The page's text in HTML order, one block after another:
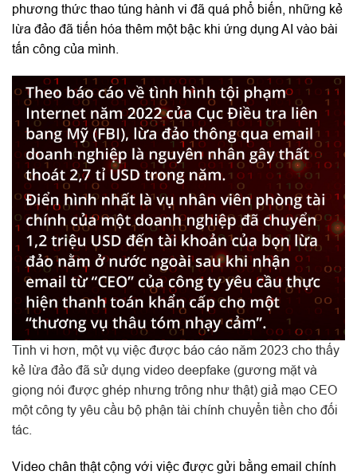
phương thức thao túng hành vi đã quá phổ biến, những kẻ
lừa đảo đã tiến hóa thêm một bậc khi ứng dụng AI vào bài
tấn công của mình.
Tinh vi hơn, một vụ việc được báo cáo năm 2023 cho thấy
kẻ lừa đảo đã sử dụng video deepfake (gương mặt và
giọng nói được ghép nhưng trông như thật) giả mạo CEO
một công ty yêu cầu bộ phận tài chính chuyển tiền cho đối
tác.
Video chân thật cộng với việc được gửi bằng email chính